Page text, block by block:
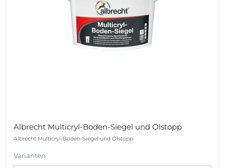
Albrecht Multicryl-Boden-Siegel und Ölstopp
Albrecht Multicryl-Boden-Siegel und Ölstopp
Varianten